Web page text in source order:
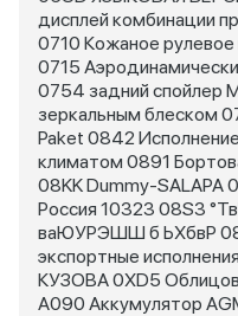
дисплей комбинации
0710 Кожаное рулевое
0715
0754 задний спойлер
зеркальным блеском
Paket 0842
климатом 0891
08KK Dummy-SALAPA
Россия 10323 08S3
ваЮУРЭШШ б ЬХбвР
экспортные
КУЗОВА 0XD5
A090 Аккумулятор